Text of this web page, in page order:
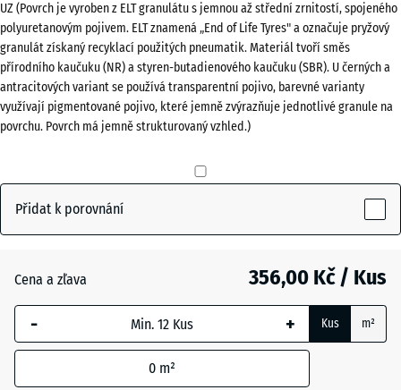
Zobrazit
paletu
barev
Antracit(active)
šedá
zelená
+ 24,00 Kč
UZ (Povrch je vyroben z ELT granulátu s jemnou až střední zrnitostí, spojeného
polyuretanovým pojivem. ELT znamená „End of Life Tyres" a označuje pryžový
granulát získaný recyklací použitých pneumatik. Materiál tvoří směs
přírodního kaučuku (NR) a styren-butadienového kaučuku (SBR). U černých a
antracitových variant se používá transparentní pojivo, barevné varianty
využívají pigmentované pojivo, které jemně zvýrazňuje jednotlivé granule na
povrchu. Povrch má jemně strukturovaný vzhled.)
Přidat k porovnání
Cena a zľava 356,00 Kč / Kus
- + Kus m²
0 m²